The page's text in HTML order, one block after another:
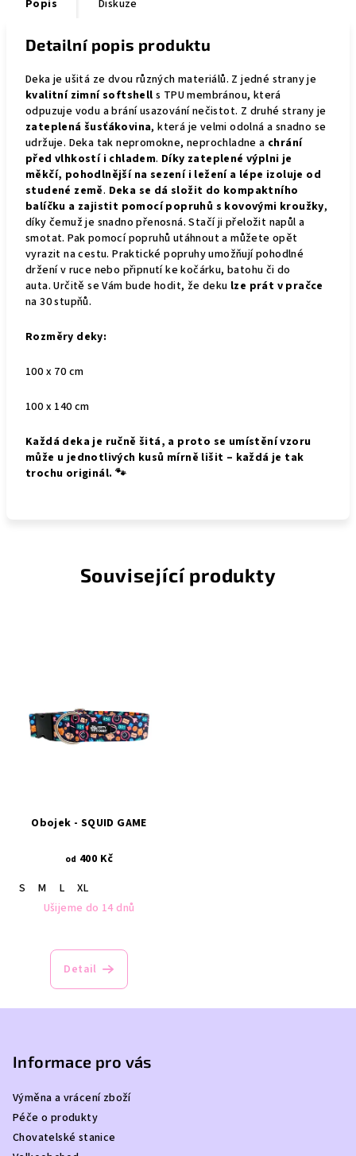
Popis Diskuze
Detailní popis produktu
Deka je ušitá ze dvou různých materiálů. Z jedné strany je
kvalitní zimní softshell s TPU membránou, která
odpuzuje vodu a brání usazování nečistot. Z druhé strany je
zateplená šusťákovina, která je velmi odolná a snadno se
udržuje. Deka tak nepromokne, neprochladne a chrání
před vlhkostí i chladem. Díky zateplené výplni je
měkčí, pohodlnější na sezení i ležení a lépe izoluje od
studené země. Deka se dá složit do kompaktního
balíčku a zajistit pomocí popruhů s kovovými kroužky,
díky čemuž je snadno přenosná. Stačí ji přeložit napůl a
smotat. Pak pomocí popruhů utáhnout a můžete opět
vyrazit na cestu. Praktické popruhy umožňují pohodlné
držení v ruce nebo připnutí ke kočárku, batohu či do
auta.Určitě se Vám bude hodit, že deku lze prát v pračce
na 30 stupňů.
Rozměry deky:
100 x 70 cm
100 x 140 cm
Každá deka je ručně šitá, a proto se umístění vzoru
může u jednotlivých kusů mírně lišit – každá je tak
trochu originál. 🐾
Související produkty
Obojek - SQUID GAME
od 400 Kč
S
M L
XL
Ušijeme do 14 dnů
Detail
Informace pro vás
Výměna a vrácení zboží
Péče o produkty
Chovatelské stanice